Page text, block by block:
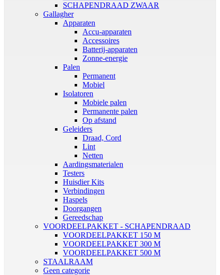
SCHAPENDRAAD ZWAAR
Gallagher
Apparaten
Accu-apparaten
Accessoires
Batterij-apparaten
Zonne-energie
Palen
Permanent
Mobiel
Isolatoren
Mobiele palen
Permanente palen
Op afstand
Geleiders
Draad, Cord
Lint
Netten
Aardingsmaterialen
Testers
Huisdier Kits
Verbindingen
Haspels
Doorgangen
Gereedschap
VOORDEELPAKKET - SCHAPENDRAAD
VOORDEELPAKKET 150 M
VOORDEELPAKKET 300 M
VOORDEELPAKKET 500 M
STAALRAAM
Geen categorie